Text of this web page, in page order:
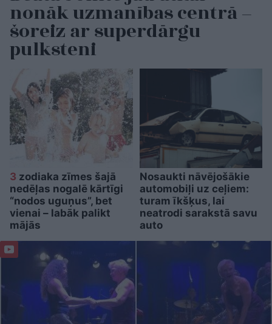
nonāk uzmanības centrā –
šoreiz ar superdārgu
pulksteni
3 zodiaka zīmes šajā
nedēļas nogalē kārtīgi
“nodos uguņus”, bet
vienai – labāk palikt
mājās
Nosaukti nāvējošākie
automobiļi uz ceļiem:
turam īkšķus, lai
neatrodi sarakstā savu
auto